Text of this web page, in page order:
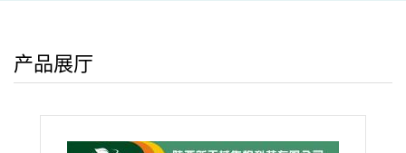
产品展厅